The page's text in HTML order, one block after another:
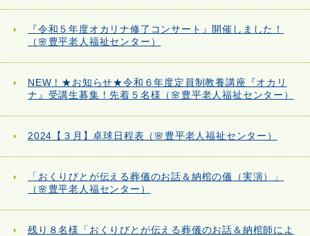
『令和５年度オカリナ修了コンサート』開催しました！
（🌸豊平老人福祉センター）
NEW！★お知らせ★令和６年度定員制教養講座『オカリ
ナ』受講生募集！先着５名様（🌸豊平老人福祉センター）
2024【３月】卓球日程表（🌸豊平老人福祉センター）
「おくりびとが伝える葬儀のお話＆納棺の儀（実演）」
（🌸豊平老人福センター）
残り８名様「おくりびとが伝える葬儀のお話＆納棺師によ